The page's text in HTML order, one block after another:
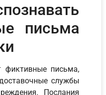
письма
фиктивные письма,
службы
Послания